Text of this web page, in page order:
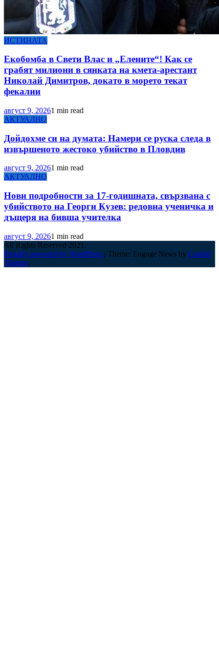
ИСТИНАТА
Екобомба в Свети Влас и „Елените“! Как се
грабят милиони в сянката на кмета-арестант
Николай Димитров, докато в морето текат
фекалии
август 9, 20261 min read
АКТУАЛНО
Дойдохме си на думата: Намери се руска следа в
извършеното жестоко убийство в Пловдив
август 9, 20261 min read
АКТУАЛНО
Нови подробности за 17-годишната, свързвана с
убийството на Георги Кузев: редовна ученичка и
дъщеря на бивша учителка
август 9, 20261 min read
All Rights Reserved 2021.
Proudly powered by WordPress | Theme: Engage News by Candid
Themes.